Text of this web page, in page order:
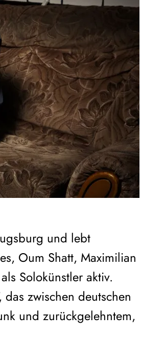
und lebt
Oum Shatt, Maximilian
Solokünstler aktiv.
zwischen deutschen
und zurückgelehntem,